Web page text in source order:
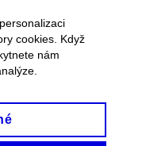
cookies. Když
nám